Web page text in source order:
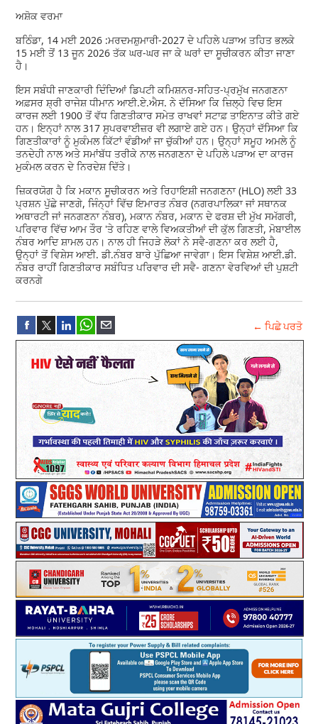
ਅਸ਼ੋਕ ਵਰਮਾ
ਬਠਿੰਡਾ, 14 ਮਈ 2026 :ਮਰਦਮਸ਼ੁਮਾਰੀ-2027 ਦੇ ਪਹਿਲੇ ਪੜਾਅ ਤਹਿਤ ਭਲਕੇ
15 ਮਈ ਤੋਂ 13 ਜੂਨ 2026 ਤੱਕ ਘਰ-ਘਰ ਜਾ ਕੇ ਘਰਾਂ ਦਾ ਸੂਚੀਕਰਨ ਕੀਤਾ ਜਾਣਾ
ਹੈ।
ਇਸ ਸਬੰਧੀ ਜਾਣਕਾਰੀ ਦਿੰਦਿਆਂ ਡਿਪਟੀ ਕਮਿਸ਼ਨਰ-ਸਹਿਤ-ਪ੍ਰਮੁੱਖ ਜਨਗਣਨਾ
ਅਫ਼ਸਰ ਸ਼੍ਰੀ ਰਾਜੇਸ਼ ਧੀਮਾਨ ਆਈ.ਏ.ਐਸ. ਨੇ ਦੱਸਿਆ ਕਿ ਜ਼ਿਲ੍ਹੇ ਵਿਚ ਇਸ
ਕਾਰਜ ਲਈ 1900 ਤੋਂ ਵੱਧ ਗਿਣਤੀਕਾਰ ਸਮੇਤ ਰਾਖਵਾਂ ਸਟਾਫ਼ ਤਾਇਨਾਤ ਕੀਤੇ ਗਏ
ਹਨ। ਇਨ੍ਹਾਂ ਨਾਲ 317 ਸੁਪਰਵਾਈਜ਼ਰ ਵੀ ਲਗਾਏ ਗਏ ਹਨ। ਉਨ੍ਹਾਂ ਦੱਸਿਆ ਕਿ
ਗਿਣਤੀਕਾਰਾਂ ਨੂੰ ਮੁਕੰਮਲ ਕਿੱਟਾਂ ਵੰਡੀਆਂ ਜਾ ਚੁੱਕੀਆਂ ਹਨ। ਉਨ੍ਹਾਂ ਸਮੂਹ ਅਮਲੇ ਨੂੰ
ਤਨਦੇਹੀ ਨਾਲ ਅਤੇ ਸਮਾਂਬੱਧ ਤਰੀਕੇ ਨਾਲ ਜਨਗਣਨਾ ਦੇ ਪਹਿਲੇ ਪੜਾਅ ਦਾ ਕਾਰਜ
ਮੁਕੰਮਲ ਕਰਨ ਦੇ ਨਿਰਦੇਸ਼ ਦਿੱਤੇ।
ਜ਼ਿਕਰਯੋਗ ਹੈ ਕਿ ਮਕਾਨ ਸੂਚੀਕਰਨ ਅਤੇ ਰਿਹਾਇਸ਼ੀ ਜਨਗਣਨਾ (HLO) ਲਈ 33
ਪ੍ਰਸ਼ਨ ਪੁੱਛੇ ਜਾਣਗੇ, ਜਿੰਨ੍ਹਾਂ ਵਿੱਚ ਇਮਾਰਤ ਨੰਬਰ (ਨਗਰਪਾਲਿਕਾ ਜਾਂ ਸਥਾਨਕ
ਅਥਾਰਟੀ ਜਾਂ ਜਨਗਣਨਾ ਨੰਬਰ), ਮਕਾਨ ਨੰਬਰ, ਮਕਾਨ ਦੇ ਫਰਸ਼ ਦੀ ਮੁੱਖ ਸਮੱਗਰੀ,
ਪਰਿਵਾਰ ਵਿੱਚ ਆਮ ਤੌਰ 'ਤੇ ਰਹਿਣ ਵਾਲੇ ਵਿਅਕਤੀਆਂ ਦੀ ਕੁੱਲ ਗਿਣਤੀ, ਮੋਬਾਈਲ
ਨੰਬਰ ਆਦਿ ਸ਼ਾਮਲ ਹਨ। ਨਾਲ ਹੀ ਜਿਹੜੇ ਲੋਕਾਂ ਨੇ ਸਵੈ-ਗਣਨਾ ਕਰ ਲਈ ਹੈ,
ਉਨ੍ਹਾਂ ਤੋਂ ਵਿਸ਼ੇਸ ਆਈ. ਡੀ.ਨੰਬਰ ਬਾਰੇ ਪੁੱਛਿਆ ਜਾਵੇਗਾ। ਇਸ ਵਿਸ਼ੇਸ਼ ਆਈ.ਡੀ.
ਨੰਬਰ ਰਾਹੀਂ ਗਿਣਤੀਕਾਰ ਸਬੰਧਿਤ ਪਰਿਵਾਰ ਦੀ ਸਵੈ- ਗਣਨਾ ਵੇਰਵਿਆਂ ਦੀ ਪੁਸ਼ਟੀ
ਕਰਨਗੇ
← ਪਿਛੇ ਪਰਤੋ